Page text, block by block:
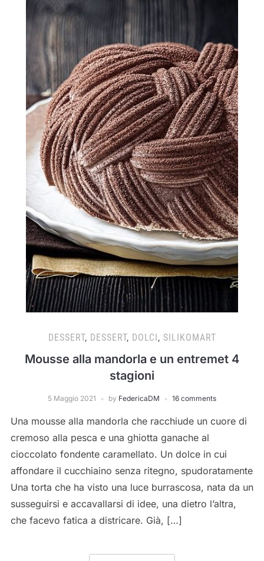
DESSERT, DESSERT, DOLCI, SILIKOMART
Mousse alla mandorla e un entremet 4
stagioni
5 Maggio 2021 by FedericaDM 16 comments
Una mousse alla mandorla che racchiude un cuore di
cremoso alla pesca e una ghiotta ganache al
cioccolato fondente caramellato. Un dolce in cui
affondare il cucchiaino senza ritegno, spudoratamente
Una torta che ha visto una luce burrascosa, nata da un
susseguirsi e accavallarsi di idee, una dietro l’altra,
che facevo fatica a districare. Già, […]